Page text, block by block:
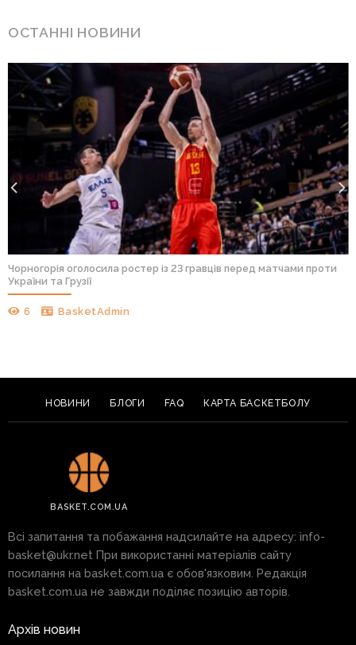
ОСТАННІ НОВИНИ
Чорногорія оголосила ростер із 23 гравців перед матчами проти
України та Грузії
6 BasketAdmin
НОВИНИ БЛОГИ FAQ КАРТА БАСКЕТБОЛУ
BASKET.COM.UA
Всі запитання та побажання надсилайте на адресу: info-
basket@ukr.net При використанні матеріалів сайту
посилання на basket.com.ua є обов'язковим. Редакція
basket.com.ua не завжди поділяє позицію авторів.
Архів новин